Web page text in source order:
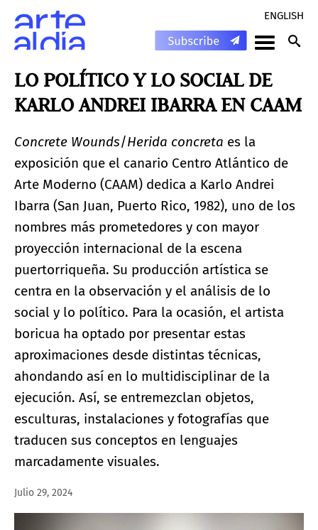
ENGLISH
LO POLÍTICO Y LO SOCIAL DE
KARLO ANDREI IBARRA EN CAAM
Concrete Wounds/Herida concreta es la
exposición que el canario Centro Atlántico de
Arte Moderno (CAAM) dedica a Karlo Andrei
Ibarra (San Juan, Puerto Rico, 1982), uno de los
nombres más prometedores y con mayor
proyección internacional de la escena
puertorriqueña. Su producción artística se
centra en la observación y el análisis de lo
social y lo político. Para la ocasión, el artista
boricua ha optado por presentar estas
aproximaciones desde distintas técnicas,
ahondando así en lo multidisciplinar de la
ejecución. Así, se entremezclan objetos,
esculturas, instalaciones y fotografías que
traducen sus conceptos en lenguajes
marcadamente visuales.
Julio 29, 2024